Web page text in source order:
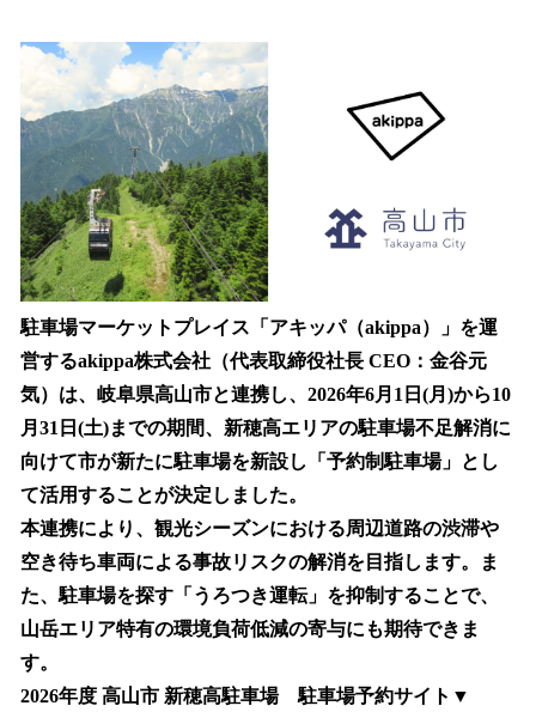
！
を
読
み
込
み
中
で
す
駐車場マーケットプレイス「アキッパ（akippa）」を運
営するakippa株式会社（代表取締役社長 CEO：金谷元
気）は、岐阜県高山市と連携し、2026年6月1日(月)から10
月31日(土)までの期間、新穂高エリアの駐車場不足解消に
向けて市が新たに駐車場を新設し「予約制駐車場」とし
て活用することが決定しました。
本連携により、観光シーズンにおける周辺道路の渋滞や
空き待ち車両による事故リスクの解消を目指します。ま
た、駐車場を探す「うろつき運転」を抑制することで、
山岳エリア特有の環境負荷低減の寄与にも期待できま
す。
2026年度 高山市 新穂高駐車場 駐車場予約サイト▼